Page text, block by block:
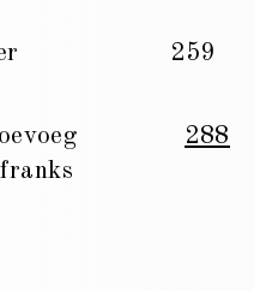
over 259
toevoeg 288